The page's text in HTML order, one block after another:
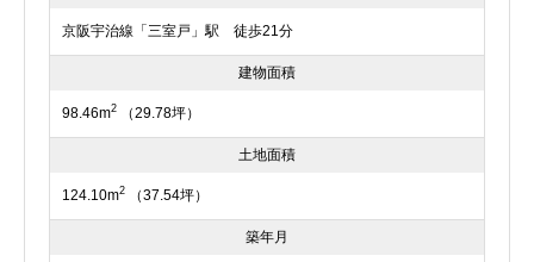
京阪宇治線「三室戸」駅 徒歩21分
建物面積
98.46m2 （29.78坪）
土地面積
124.10m2 （37.54坪）
築年月